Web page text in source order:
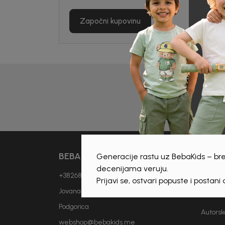
Započni kupovinu
Prijava
BEBAKIDS
+38268893114
Jovana Popovića Lipovca bb
Podgorica
webshop@bebakids.me
Vjesti
Generacije rastu uz BebaKids –
decenijama veruju.
Prijavi se, ostvari popuste i postani